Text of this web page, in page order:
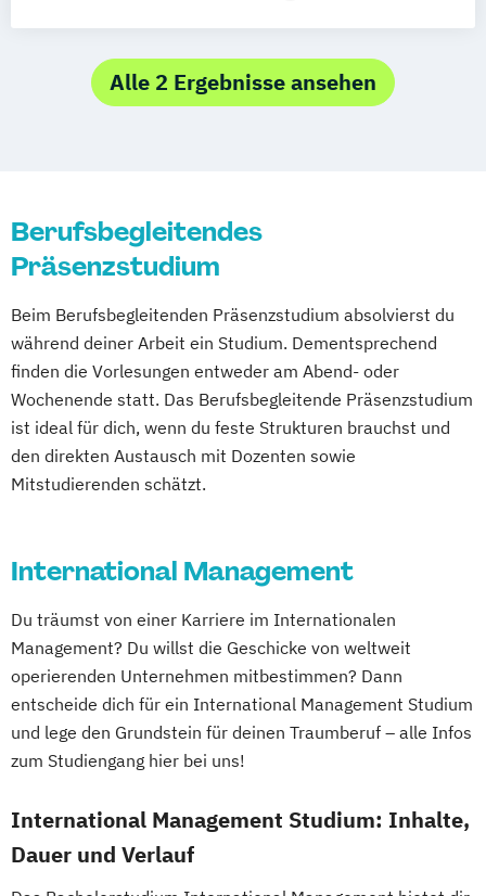
Alle 2 Ergebnisse ansehen
Berufsbegleitendes
Präsenzstudium
Beim Berufsbegleitenden Präsenzstudium absolvierst du
während deiner Arbeit ein Studium. Dementsprechend
finden die Vorlesungen entweder am Abend- oder
Wochenende statt. Das Berufsbegleitende Präsenzstudium
ist ideal für dich, wenn du feste Strukturen brauchst und
den direkten Austausch mit Dozenten sowie
Mitstudierenden schätzt.
International Management
Du träumst von einer Karriere im Internationalen
Management? Du willst die Geschicke von weltweit
operierenden Unternehmen mitbestimmen? Dann
entscheide dich für ein International Management Studium
und lege den Grundstein für deinen Traumberuf – alle Infos
zum Studiengang hier bei uns!
International Management Studium: Inhalte,
Dauer und Verlauf